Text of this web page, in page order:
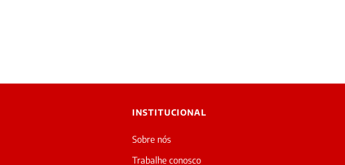
INSTITUCIONAL
Sobre nós
Trabalhe conosco